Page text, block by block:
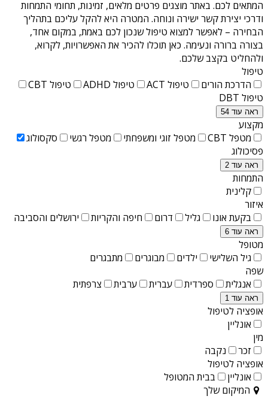
המתאים לכם. באתר מוצגים פרטים מלאים, זמינות, תחומי התמחות
ודרכי יצירת קשר ישירה ונוחה. המטרה היא להקל עליכם בתהליך
הבחירה – לאפשר למצוא טיפול שנכון לכם באמת, במקום אחד,
בצורה ברורה ונעימה. כאן תוכלו להכיר את האפשרויות, לקרוא,
ולהחליט בקצב שלכם.
טיפול
הדרכת הורים
טיפול ACT טיפול ADHD
טיפול CBT
טיפול DBT
ראה עוד 54
מקצוע
מטפל CBT
מטפל זוגי ומשפחתי מטפל רגשי
סקסולוג
פסיכולוג
ראה עוד 2
התמחות
קלינית
איזור
בקעת אונו
גליל דרום חיפה והקריות ירושלים והסביבה
ראה עוד 6
מטופל
גיל השלישי
ילדים מבוגרים
מתבגרים
שפה
אנגלית
ספרדית עברית ערבית צרפתית
ראה עוד 1
אופציה לטיפול
אונליין
מין
זכר
נקבה
אופציה לטיפול
אונליין
בבית המטופל
המיקום שלך